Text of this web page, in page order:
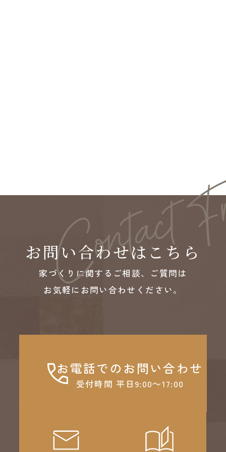
お問い合わせはこちら
家づくりに関するご相談、ご質問は
お気軽にお問い合わせください。
お電話でのお問い合わせ
受付時間 平日9:00～17:00